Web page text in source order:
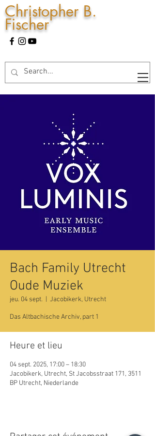
Christopher B.
Fischer
Bach Family Utrecht
Oude Muziek
jeu. 04 sept. Jacobikerk, Utrecht
Das Altbachische Archiv, part 1
Heure et lieu
04 sept. 2025, 17:00 – 18:30
Jacobikerk, Utrecht, St Jacobsstraat 171, 3511
BP Utrecht, Niederlande